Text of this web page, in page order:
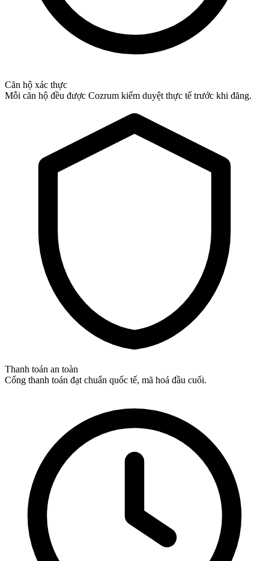
Căn hộ xác thực
Mỗi căn hộ đều được Cozrum kiểm duyệt thực tế trước khi đăng.
Thanh toán an toàn
Cổng thanh toán đạt chuẩn quốc tế, mã hoá đầu cuối.